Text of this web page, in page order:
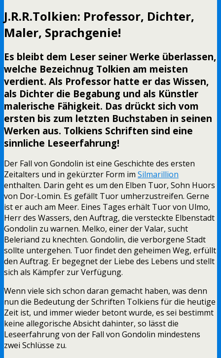
J.R.R.Tolkien: Professor, Dichter,
Maler, Sprachgenie!
Es bleibt dem Leser seiner Werke überlassen,
welche Bezeichnug Tolkien am meisten
verdient. Als Professor hatte er das Wissen,
als Dichter die Begabung und als Künstler
malerische Fähigkeit. Das drückt sich vom
ersten bis zum letzten Buchstaben in seinen
Werken aus. Tolkiens Schriften sind eine
sinnliche Leseerfahrung!
Der Fall von Gondolin ist eine Geschichte des ersten
Zeitalters und in gekürzter Form im Silmarillion
enthalten. Darin geht es um den Elben Tuor, Sohn Huors
von Dor-Lomin. Es gefällt Tuor umherzustreifen. Gerne
ist er auch am Meer. Eines Tages erhält Tuor von Ulmo,
Herr des Wassers, den Auftrag, die versteckte Elbenstadt
Gondolin zu warnen. Melko, einer der Valar, sucht
Beleriand zu knechten. Gondolin, die verborgene Stadt
sollte untergehen. Tuor findet den geheimen Weg, erfüllt
den Auftrag. Er begegnet der Liebe des Lebens und stellt
sich als Kämpfer zur Verfügung.
Wenn viele sich schon daran gemacht haben, was denn
nun die Bedeutung der Schriften Tolkiens für die heutige
Zeit ist, und immer wieder betont wurde, es sei bestimmt
keine allegorische Absicht dahinter, so lässt die
Leseerfahrung von der Fall von Gondolin mindestens
zwei Schlüsse zu.